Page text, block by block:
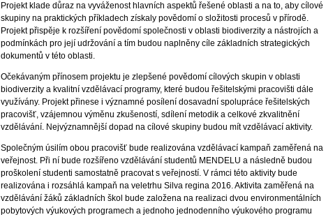
Projekt klade důraz na vyváženost hlavních aspektů řešené oblasti a na to, aby cílové
skupiny na praktických příkladech získaly povědomí o složitosti procesů v přírodě.
Projekt přispěje k rozšíření povědomí společnosti v oblasti biodiverzity a nástrojích a
podmínkách pro její udržování a tím budou naplněny cíle základních strategických
dokumentů v této oblasti.
Očekávaným přínosem projektu je zlepšené povědomí cílových skupin v oblasti
biodiverzity a kvalitní vzdělávací programy, které budou řešitelskými pracovišti dále
využívány. Projekt přinese i významné posílení dosavadní spolupráce řešitelských
pracovišť, vzájemnou výměnu zkušeností, sdílení metodik a celkové zkvalitnění
vzdělávání. Nejvýznamnější dopad na cílové skupiny budou mít vzdělávací aktivity.
Společným úsilím obou pracovišť bude realizována vzdělávací kampaň zaměřená na
veřejnost. Při ní bude rozšířeno vzdělávání studentů MENDELU a následně budou
proškolení studenti samostatně pracovat s veřejností. V rámci této aktivity bude
realizována i rozsáhlá kampaň na veletrhu Silva regina 2016. Aktivita zaměřená na
vzdělávání žáků základních škol bude založena na realizaci dvou environmentálních
pobytových výukových programech a jednoho jednodenního výukového programu